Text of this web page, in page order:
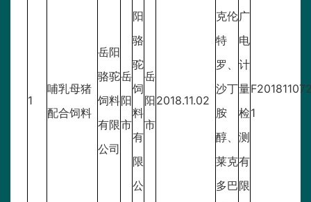
1
哺乳母猪
配合饲料
岳阳
骆驼
饲料
有限
公司
岳
阳
市
阳
骆
驼
饲
料
有
限
公
岳
阳
市
2018.11.02
克伦
特
罗、
沙丁
胺
醇、
莱克
多巴
广
电
计
量
检
测
有
限
1